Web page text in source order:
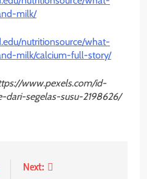
milk/
nutritionsource/what-
milk/calcium-full-story/
www.pexels.com/id-
segelas-susu-2198626/
Next: